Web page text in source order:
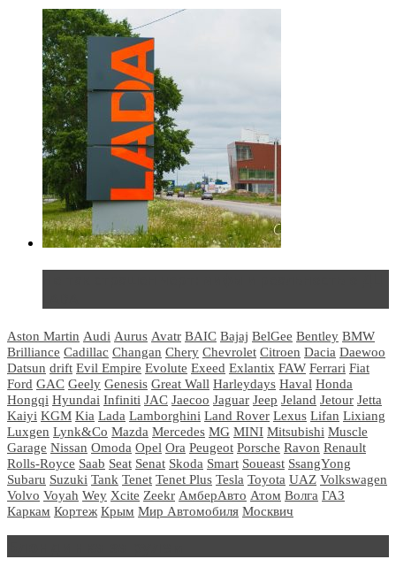
Aston Martin Audi Aurus Avatr BAIC Bajaj BelGee Bentley BMW
Brilliance Cadillac Changan Chery Chevrolet Citroen Dacia Daewoo
Datsun drift Evil Empire Evolute Exeed Exlantix FAW Ferrari Fiat
Ford GAC Geely Genesis Great Wall Harleydays Haval Honda
Hongqi Hyundai Infiniti JAC Jaecoo Jaguar Jeep Jeland Jetour Jetta
Kaiyi KGM Kia Lada Lamborghini Land Rover Lexus Lifan Lixiang
Luxgen Lynk&Co Mazda Mercedes MG MINI Mitsubishi Muscle
Garage Nissan Omoda Opel Ora Peugeot Porsche Ravon Renault
Rolls-Royce Saab Seat Senat Skoda Smart Soueast SsangYong
Subaru Suzuki Tank Tenet Tenet Plus Tesla Toyota UAZ Volkswagen
Volvo Voyah Wey Xcite Zeekr АмберАвто Атом Волга ГАЗ
Каркам Кортеж Крым Мир Автомобиля Москвич